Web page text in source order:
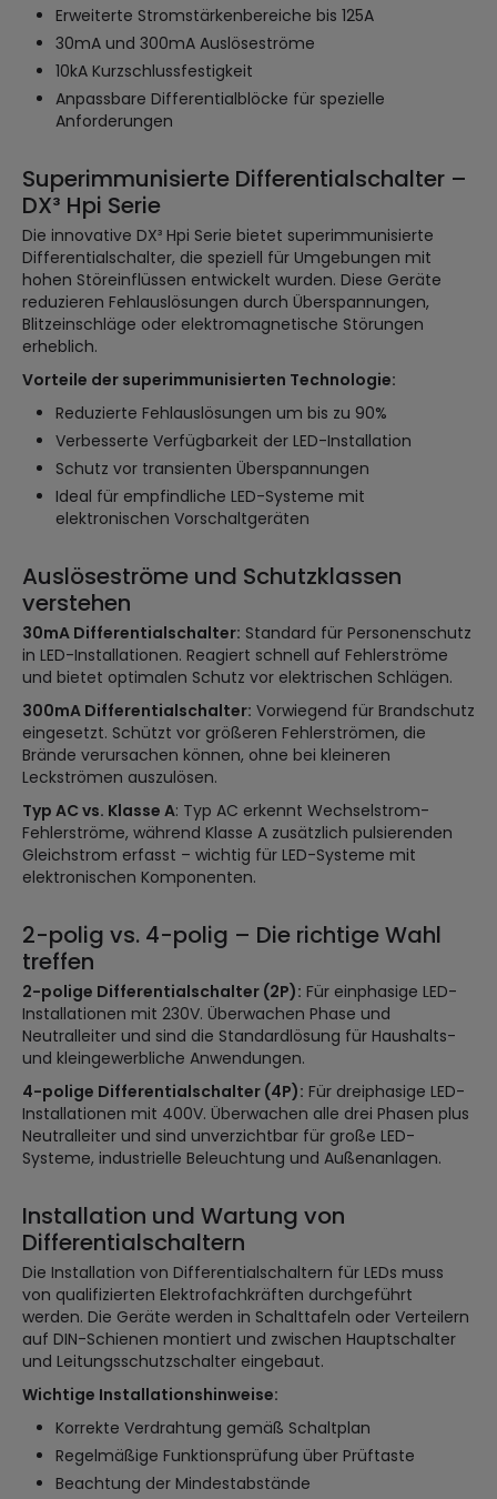
Erweiterte Stromstärkenbereiche bis 125A
30mA und 300mA Auslöseströme
10kA Kurzschlussfestigkeit
Anpassbare Differentialblöcke für spezielle
Anforderungen
Superimmunisierte Differentialschalter –
DX³ Hpi Serie
Die innovative DX³ Hpi Serie bietet superimmunisierte
Differentialschalter, die speziell für Umgebungen mit
hohen Störeinflüssen entwickelt wurden. Diese Geräte
reduzieren Fehlauslösungen durch Überspannungen,
Blitzeinschläge oder elektromagnetische Störungen
erheblich.
Vorteile der superimmunisierten Technologie:
Reduzierte Fehlauslösungen um bis zu 90%
Verbesserte Verfügbarkeit der LED-Installation
Schutz vor transienten Überspannungen
Ideal für empfindliche LED-Systeme mit
elektronischen Vorschaltgeräten
Auslöseströme und Schutzklassen
verstehen
30mA Differentialschalter: Standard für Personenschutz
in LED-Installationen. Reagiert schnell auf Fehlerströme
und bietet optimalen Schutz vor elektrischen Schlägen.
300mA Differentialschalter: Vorwiegend für Brandschutz
eingesetzt. Schützt vor größeren Fehlerströmen, die
Brände verursachen können, ohne bei kleineren
Leckströmen auszulösen.
Typ AC vs. Klasse A: Typ AC erkennt Wechselstrom-
Fehlerströme, während Klasse A zusätzlich pulsierenden
Gleichstrom erfasst – wichtig für LED-Systeme mit
elektronischen Komponenten.
2-polig vs. 4-polig – Die richtige Wahl
treffen
2-polige Differentialschalter (2P): Für einphasige LED-
Installationen mit 230V. Überwachen Phase und
Neutralleiter und sind die Standardlösung für Haushalts-
und kleingewerbliche Anwendungen.
4-polige Differentialschalter (4P): Für dreiphasige LED-
Installationen mit 400V. Überwachen alle drei Phasen plus
Neutralleiter und sind unverzichtbar für große LED-
Systeme, industrielle Beleuchtung und Außenanlagen.
Installation und Wartung von
Differentialschaltern
Die Installation von Differentialschaltern für LEDs muss
von qualifizierten Elektrofachkräften durchgeführt
werden. Die Geräte werden in Schalttafeln oder Verteilern
auf DIN-Schienen montiert und zwischen Hauptschalter
und Leitungsschutzschalter eingebaut.
Wichtige Installationshinweise:
Korrekte Verdrahtung gemäß Schaltplan
Regelmäßige Funktionsprüfung über Prüftaste
Beachtung der Mindestabstände